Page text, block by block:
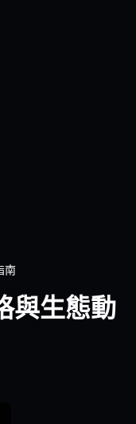
南
與生態動